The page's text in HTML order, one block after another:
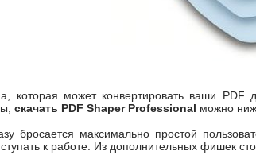
которая может конвертировать ваши PDF
скачать PDF Shaper Professional можно
бросается максимально простой
к работе. Из дополнительных фишек